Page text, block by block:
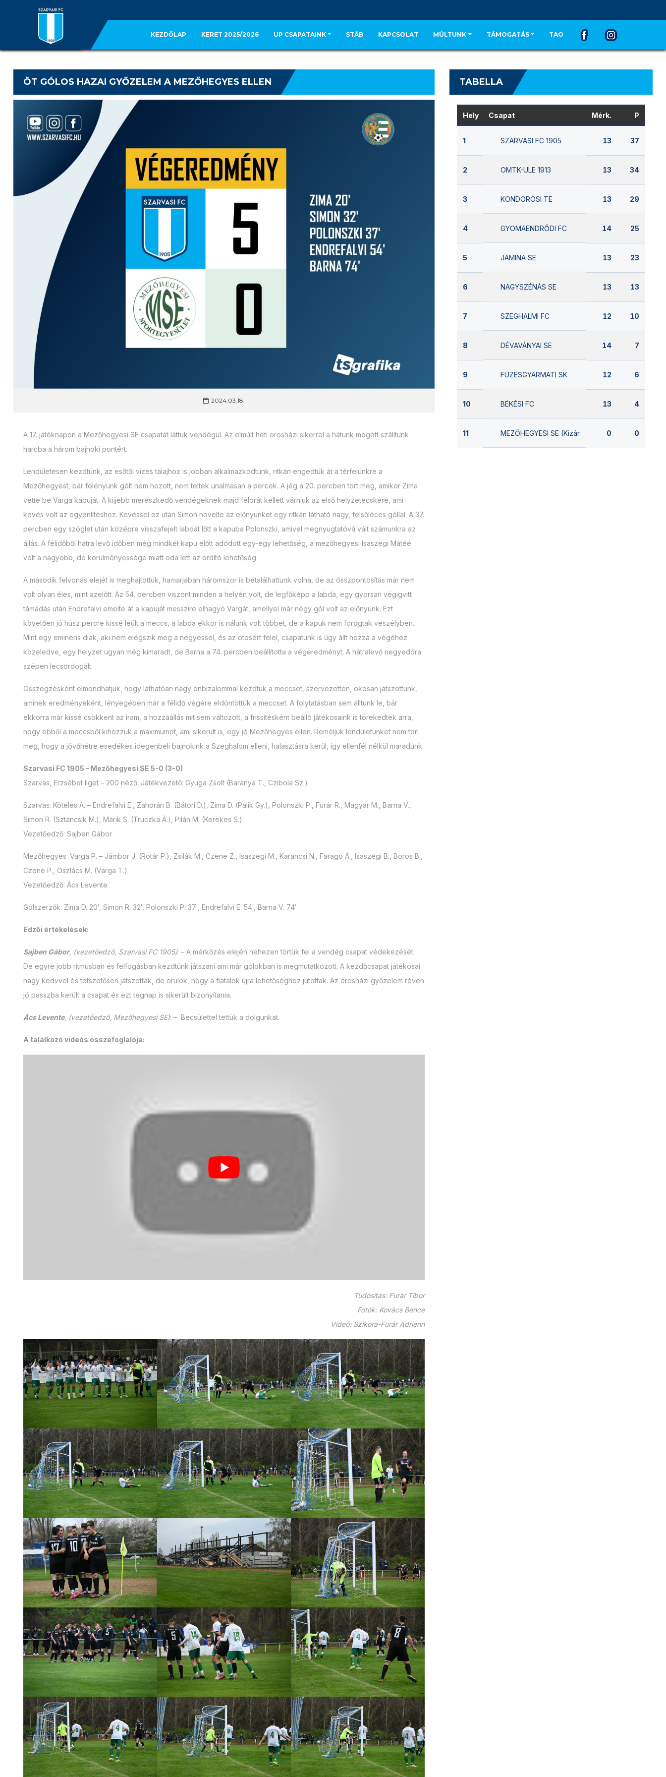
KEZDŐLAP KERET 2025/2026 UP CSAPATAINK STÁB KAPCSOLAT MÚLTUNK TÁMOGATÁS TAO
ÖT GÓLOS HAZAI GYŐZELEM A MEZŐHEGYES ELLEN
2024.03.18.
A 17. játéknapon a Mezőhegyesi SE csapatát láttuk vendégül. Az elmúlt heti orosházi sikerrel a hátunk mögött szálltunk
harcba a három bajnoki pontért.
Lendületesen kezdtünk, az esőtől vizes talajhoz is jobban alkalmazkodtunk, ritkán engedtük át a térfelünkre a
Mezőhegyest, bár fölényünk gólt nem hozott, nem teltek unalmasan a percek. A jég a 20. percben tört meg, amikor Zima
vette be Varga kapuját. A kijjebb merészkedő vendégeknek majd félórát kellett várniuk az első helyzetecskére, ami
kevés volt az egyenlítéshez. Kevéssel ez után Simon növelte az előnyünket egy ritkán látható nagy, felsőléces góllal. A 37.
percben egy szöglet után középre visszafejelt labdát lőtt a kapuba Polonszki, amivel megnyugtatóvá vált számunkra az
állás. A félidőből hátra levő időben még mindkét kapu előtt adódott egy-egy lehetőség, a mezőhegyesi Isaszegi Mátéé
volt a nagyobb, de körülményessége miatt oda lett az ordító lehetőség.
A második felvonás elejét is meghajtottuk, hamarjában háromszor is betalálhattunk volna, de az összpontosítás már nem
volt olyan éles, mint azelőtt. Az 54. percben viszont minden a helyén volt, de legfőképp a labda, egy gyorsan végigvitt
támadás után Endrefalvi emelte át a kapuját messzire elhagyó Vargát, amellyel már négy gól volt az előnyünk. Ezt
követően jó húsz percre kissé leült a meccs, a labda ekkor is nálunk volt többet, de a kapuk nem forogtak veszélyben.
Mint egy eminens diák, aki nem elégszik meg a négyessel, és az ötösért felel, csapatunk is úgy állt hozzá a végéhez
közeledve, egy helyzet ugyan még kimaradt, de Barna a 74. percben beállította a végeredményt. A hátralevő negyedóra
szépen lecsordogált.
Összegzésként elmondhatjuk, hogy láthatóan nagy önbizalommal kezdtük a meccset, szervezetten, okosan játszottunk,
aminek eredményeként, lényegében már a félidő végére eldöntöttük a meccset. A folytatásban sem álltunk le, bár
ekkorra már kissé csökkent az iram, a hozzáállás mit sem változott, a frissítésként beálló játékosaink is törekedtek arra,
hogy ebből a meccsből kihozzuk a maximumot, ami sikerült is, egy jó Mezőhegyes ellen. Reméljük lendületünket nem töri
meg, hogy a jövőhétre esedékes idegenbeli bajnokink a Szeghalom elleni, halasztásra kerül, így ellenfél nélkül maradunk.
Szarvasi FC 1905 – Mezőhegyesi SE 5-0 (3-0)
Szarvas, Erzsébet liget – 200 néző. Játékvezető: Gyuga Zsolt (Baranya T., Czibola Sz.)
Szarvas: Köteles A. – Endrefalvi E., Zahorán B. (Bátori D.), Zima D. (Palik Gy.), Polonszki P., Furár R., Magyar M., Barna V.,
Simon R. (Sztancsik M.), Marik S. (Truczka Á.), Pilán M. (Kerekes S.)
Vezetőedző: Sajben Gábor
Mezőhegyes: Varga P. – Jámbor J. (Rotár P.), Zsilák M., Czene Z., Isaszegi M., Karancsi N., Faragó Á., Isaszegi B., Boros B.,
Czene P., Oszlács M. (Varga T.)
Vezetőedző: Ács Levente
Gólszerzők: Zima D. 20′, Simon R. 32′, Polonszki P. 37′, Endrefalvi E. 54′, Barna V. 74′
Edzői értékelések:
Sajben Gábor, (vezetőedző, Szarvasi FC 1905): – A mérkőzés elején nehezen törtük fel a vendég csapat védekezését.
De egyre jobb ritmusban és felfogásban kezdtünk játszani ami már gólokban is megmutatkozott. A kezdőcsapat játékosai
nagy kedvvel és tetszetősen játszottak, de örülök, hogy a fiatalok újra lehetőséghez jutottak. Az orosházi győzelem révén
jó passzba került a csapat és ezt tegnap is sikerült bizonyítania.
Ács Levente, (vezetőedző, Mezőhegyesi SE): – Becsülettel tettük a dolgunkat.
A találkozó videós összefoglalója:
Tudósítás: Furár Tibor
Fotók: Kovács Bence
Videó: Szikora-Furár Adrienn
TABELLA
Hely Csapat Mérk. P
1 SZARVASI FC 1905 13 37
2 OMTK-ULE 1913 13 34
3 KONDOROSI TE 13 29
4 GYOMAENDRŐDI FC 14 25
5 JAMINA SE 13 23
6 NAGYSZÉNÁS SE 13 13
7 SZEGHALMI FC 12 10
8 DÉVAVÁNYAI SE 14 7
9 FÜZESGYARMATI SK 12 6
10 BÉKÉSI FC 13 4
11 MEZŐHEGYESI SE (Kizárva) 0 0